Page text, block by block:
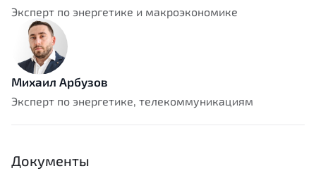
Эксперт по энергетике и макроэкономике
Михаил Арбузов
Эксперт по энергетике, телекоммуникациям
Документы